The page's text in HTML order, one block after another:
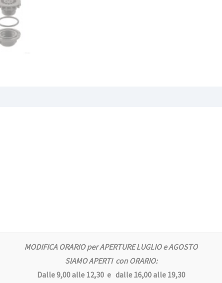
MODIFICA ORARIO per APERTURE LUGLIO e AGOSTO
SIAMO APERTI con ORARIO:
Dalle 9,00 alle 12,30 e dalle 16,00 alle 19,30